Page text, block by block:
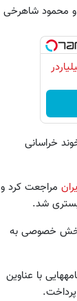
و محمود شاهرخی
خراسانی
مراجعت کرد و
شد.
بخش خصوصی به
با عناوین